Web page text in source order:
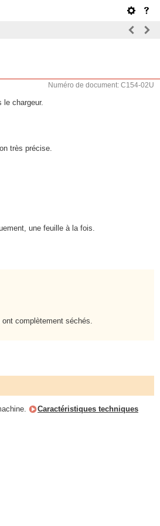
Numéro de document: C154-02U
le chargeur.
très précise.
une feuille à la fois.
complètement séchés.
Caractéristiques techniques